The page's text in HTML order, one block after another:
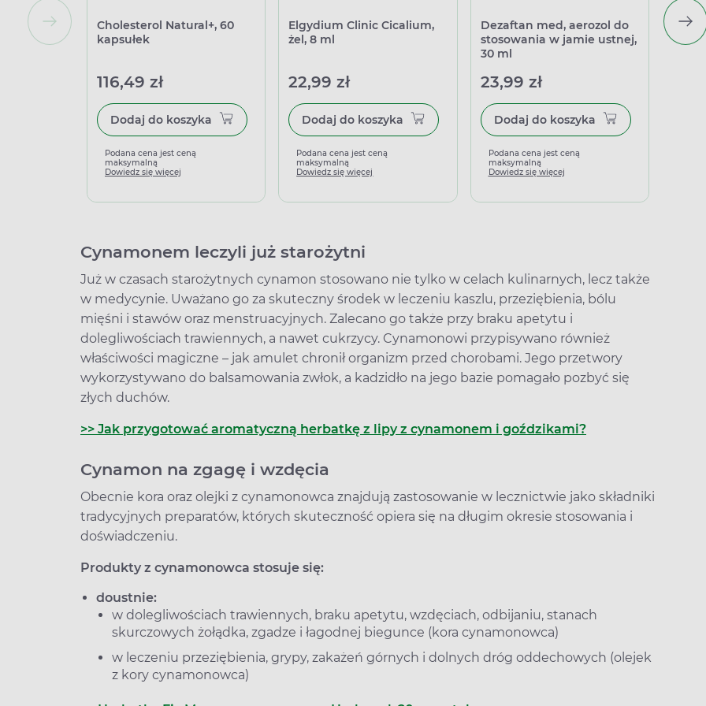
Cholesterol Natural+, 60
kapsułek
116,49 zł
Dodaj do koszyka
Podana cena jest ceną
maksymalną
Dowiedz się więcej
Elgydium Clinic Cicalium,
żel, 8 ml
22,99 zł
Dodaj do koszyka
Podana cena jest ceną
maksymalną
Dowiedz się więcej
Dezaftan med, aerozol do
stosowania w jamie ustnej,
30 ml
23,99 zł
Dodaj do koszyka
Podana cena jest ceną
maksymalną
Dowiedz się więcej
Cynamonem leczyli już starożytni
Już w czasach starożytnych cynamon stosowano nie tylko w celach kulinarnych, lecz także
w medycynie. Uważano go za skuteczny środek w leczeniu kaszlu, przeziębienia, bólu
mięśni i stawów oraz menstruacyjnych. Zalecano go także przy braku apetytu i
dolegliwościach trawiennych, a nawet cukrzycy. Cynamonowi przypisywano również
właściwości magiczne – jak amulet chronił organizm przed chorobami. Jego przetwory
wykorzystywano do balsamowania zwłok, a kadzidło na jego bazie pomagało pozbyć się
złych duchów.
>> Jak przygotować aromatyczną herbatkę z lipy z cynamonem i goździkami?
Cynamon na zgagę i wzdęcia
Obecnie kora oraz olejki z cynamonowca znajdują zastosowanie w lecznictwie jako składniki
tradycyjnych preparatów, których skuteczność opiera się na długim okresie stosowania i
doświadczeniu.
Produkty z cynamonowca stosuje się:
doustnie:
w dolegliwościach trawiennych, braku apetytu, wzdęciach, odbijaniu, stanach
skurczowych żołądka, zgadze i łagodnej biegunce (kora cynamonowca)
w leczeniu przeziębienia, grypy, zakażeń górnych i dolnych dróg oddechowych (olejek
z kory cynamonowca)